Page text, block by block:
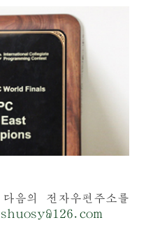
음의 전자우편주소를